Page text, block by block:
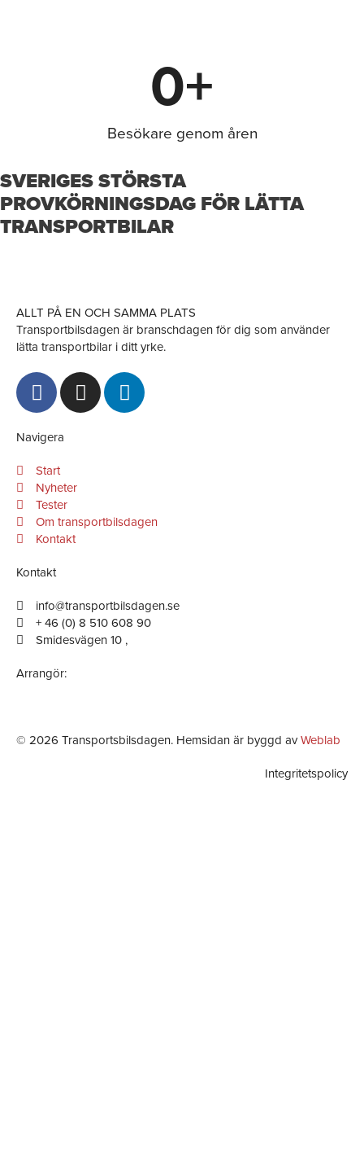
Besökare genom åren
0+
SVERIGES STÖRSTA
PROVKÖRNINGSDAG FÖR LÄTTA
TRANSPORTBILAR
ALLT PÅ EN OCH SAMMA PLATS
Transportbilsdagen är branschdagen för dig som använder
lätta transportbilar i ditt yrke.
F
a
c
e
b
o
o
k
-
f
I
n
s
a
L
i
n
n
Navigera
Start
Nyheter
Tester
Om transportbilsdagen
Kontakt
Kontakt
info@transportbilsdagen.se
+ 46 (0) 8 510 608 90
Smidesvägen 10 ,
Arrangör:
© 2026 Transportsbilsdagen. Hemsidan är byggd avWeblab
Integritetspolicy